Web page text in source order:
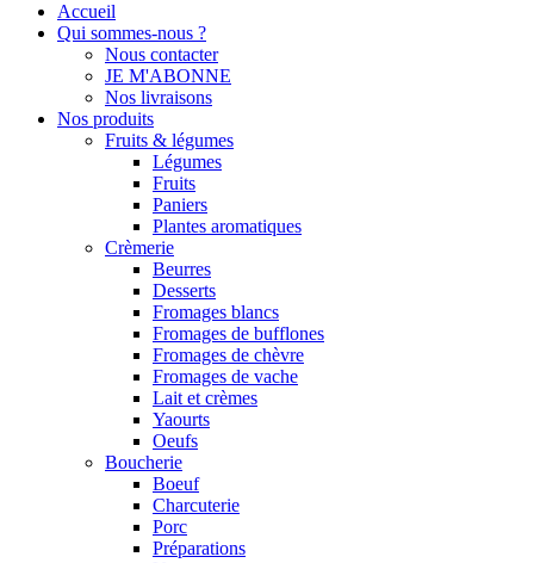
Accueil
Qui sommes-nous ?
Nous contacter
JE M'ABONNE
Nos livraisons
Nos produits
Fruits & légumes
Légumes
Fruits
Paniers
Plantes aromatiques
Crèmerie
Beurres
Desserts
Fromages blancs
Fromages de bufflones
Fromages de chèvre
Fromages de vache
Lait et crèmes
Yaourts
Oeufs
Boucherie
Boeuf
Charcuterie
Porc
Préparations